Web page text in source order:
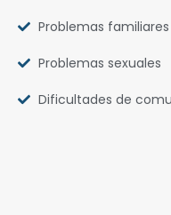
Problemas familiares
Problemas sexuales
Dificultades de